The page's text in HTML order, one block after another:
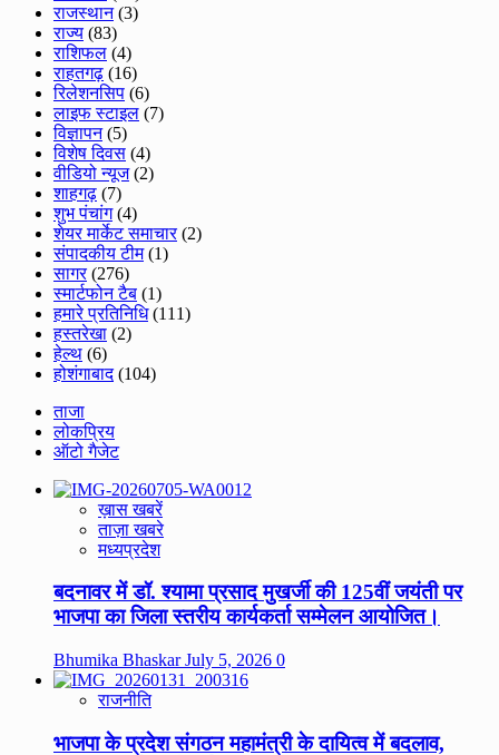
राजस्थान(3)
राज्य (83)
राशिफल (4)
राहतगढ़ (16)
रिलेशनसिप (6)
लाइफ स्टाइल (7)
विज्ञापन(5)
विशेष दिवस (4)
वीडियो न्यूज(2)
शाहगढ़ (7)
शुभ पंचांग(4)
शेयर मार्केट समाचार(2)
संपादकीय टीम(1)
सागर(276)
स्मार्टफोन टैब (1)
हमारे प्रतिनिधि(111)
हस्तरेखा (2)
हेल्थ (6)
होशंगाबाद(104)
ताजा
लोकप्रिय
ऑटो गैजेट
ख़ास खबरें
ताज़ा खबरे
मध्यप्रदेश
बदनावर में डॉ. श्यामा प्रसाद मुखर्जी की 125वीं जयंती पर
भाजपा का जिला स्तरीय कार्यकर्ता सम्मेलन आयोजित।
Bhumika BhaskarJuly 5, 2026 0
राजनीति
भाजपा के प्रदेश संगठन महामंत्री के दायित्व में बदलाव,